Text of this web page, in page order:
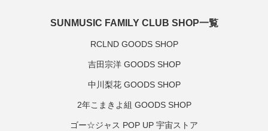
SUNMUSIC FAMILY CLUB SHOP一覧
RCLND GOODS SHOP
吉田宗洋 GOODS SHOP
中川梨花 GOODS SHOP
2年こまきよ組 GOODS SHOP
ゴー☆ジャス POP UP 宇宙ストア